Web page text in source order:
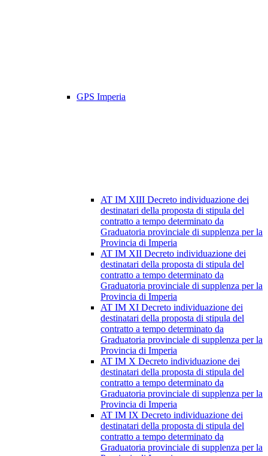
GPS Imperia
AT IM XIII Decreto individuazione dei
destinatari della proposta di stipula del
contratto a tempo determinato da
Graduatoria provinciale di supplenza per la
Provincia di Imperia
AT IM XII Decreto individuazione dei
destinatari della proposta di stipula del
contratto a tempo determinato da
Graduatoria provinciale di supplenza per la
Provincia di Imperia
AT IM XI Decreto individuazione dei
destinatari della proposta di stipula del
contratto a tempo determinato da
Graduatoria provinciale di supplenza per la
Provincia di Imperia
AT IM X Decreto individuazione dei
destinatari della proposta di stipula del
contratto a tempo determinato da
Graduatoria provinciale di supplenza per la
Provincia di Imperia
AT IM IX Decreto individuazione dei
destinatari della proposta di stipula del
contratto a tempo determinato da
Graduatoria provinciale di supplenza per la